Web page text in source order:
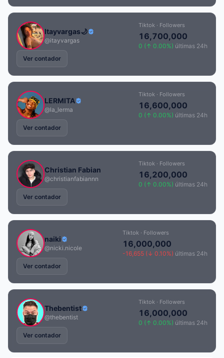
Itayvargas🌙
@itayvargas
Tiktok · Followers
16,700,000
0 (↑ 0.00%) últimas 24h
Ver contador
LERMITA
@la_lerma
Tiktok · Followers
16,600,000
0 (↑ 0.00%) últimas 24h
Ver contador
Christian Fabian
@christianfabiannn
Tiktok · Followers
16,200,000
0 (↑ 0.00%) últimas 24h
Ver contador
naiki
@nicki.nicole
Tiktok · Followers
16,000,000
-16,655 (↓ 0.10%) últimas 24h
Ver contador
Thebentist
@thebentist
Tiktok · Followers
16,000,000
0 (↑ 0.00%) últimas 24h
Ver contador